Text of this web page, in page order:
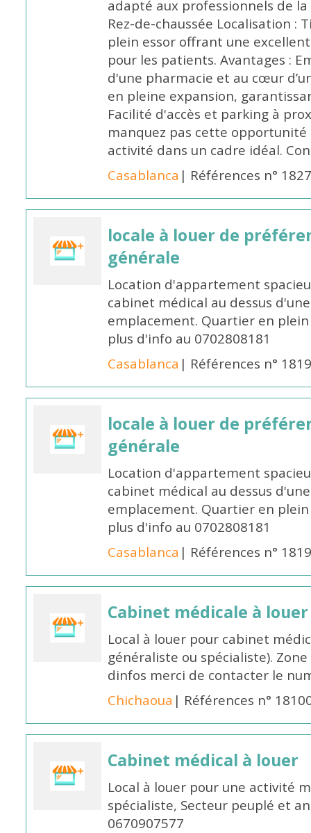
adapté aux professionnels de la
Rez-de-chaussée Localisation :
plein essor offrant une
pour les patients. Avantages :
d'une pharmacie et au cœur
en pleine expansion,
Facilité d'accès et parking à
manquez pas cette
activité dans un cadre idéal.
Casablanca | Références n°
locale à louer de
générale
Location d'appartement
cabinet médical au dessus
emplacement. Quartier en
plus d'info au 0702808181
Casablanca | Références n°
locale à louer de
générale
Location d'appartement
cabinet médical au dessus
emplacement. Quartier en
plus d'info au 0702808181
Casablanca | Références n°
Cabinet médicale à louer
Local à louer pour cabinet
généraliste ou spécialiste).
dinfos merci de contacter le
Chichaoua | Références n°
Cabinet médical à louer
Local à louer pour une activité
spécialiste, Secteur peuplé et
0670907577